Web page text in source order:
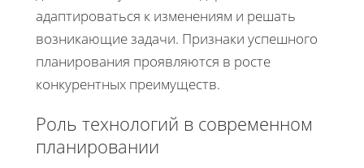
адаптироваться к изменениям и решать
возникающие задачи. Признаки успешного
планирования проявляются в росте
конкурентных преимуществ.
Роль технологий в современном
планировании